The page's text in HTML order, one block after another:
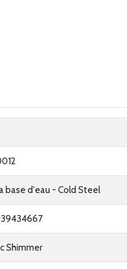
base d'eau - Cold Steel
Shimmer